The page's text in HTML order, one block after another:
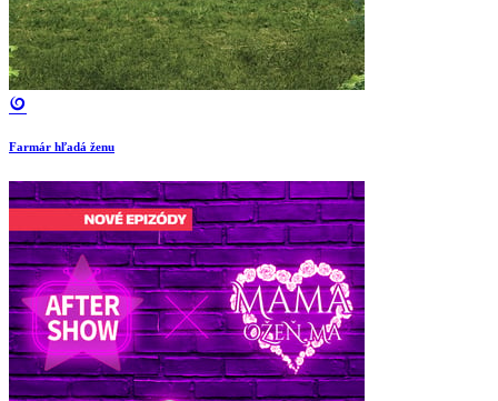
Farmár hľadá ženu